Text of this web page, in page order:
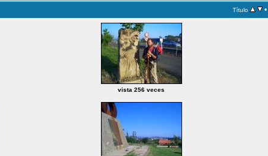
Título •
vista 256 veces